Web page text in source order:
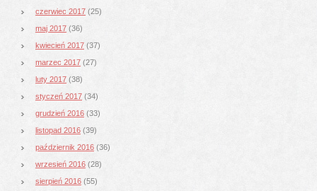
czerwiec 2017 (25)
maj 2017 (36)
kwiecień 2017 (37)
marzec 2017 (27)
luty 2017 (38)
styczeń 2017 (34)
grudzień 2016 (33)
listopad 2016 (39)
październik 2016 (36)
wrzesień 2016 (28)
sierpień 2016 (55)